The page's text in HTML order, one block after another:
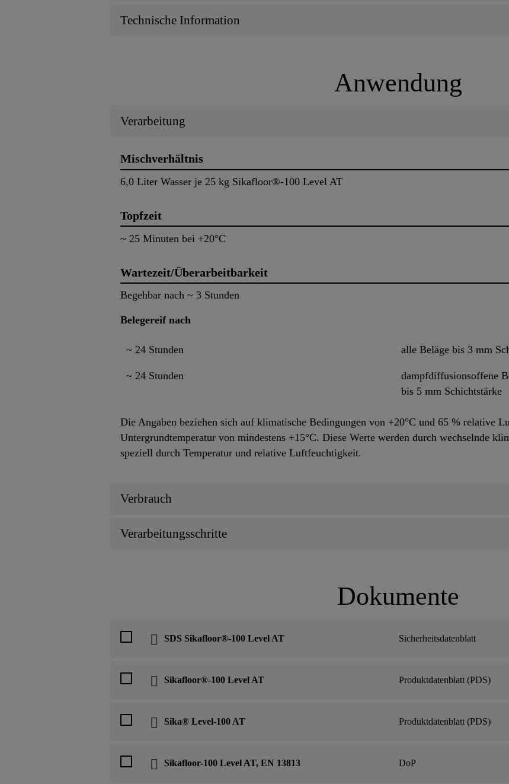
Technische Information
Anwendung
Verarbeitung
Mischverhältnis
6,0 Liter Wasser je 25 kg Sikafloor®-100 Level AT
Topfzeit
~ 25 Minuten bei +20°C
Wartezeit/Überarbeitbarkeit
Begehbar nach ~ 3 Stunden
Belegereif nach
~ 24 Stunden alle Beläge bis 3 mm
~ 24 Stunden
dampfdiffusionsoffene
bis 5 mm Schichtstärke
Die Angaben beziehen sich auf klimatische Bedingungen von +20°C und 65 % relative
Untergrundtemperatur von mindestens +15°C. Diese Werte werden durch wechselnde
speziell durch Temperatur und relative Luftfeuchtigkeit.
Verbrauch
Verarbeitungsschritte
Dokumente
SDS Sikafloor®-100 Level AT Sicherheitsdatenblatt
Sikafloor®-100 Level AT Produktdatenblatt (PDS)
Sika® Level-100 AT Produktdatenblatt (PDS)
Sikafloor-100 Level AT, EN 13813 DoP